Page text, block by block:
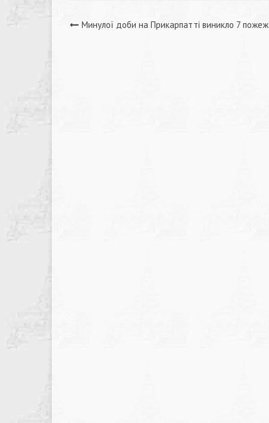
Навігація
Минулої доби на Прикарпатті виникло 7 пожеж